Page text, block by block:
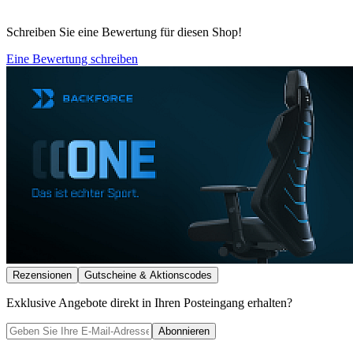
Schreiben Sie eine Bewertung für diesen Shop!
Eine Bewertung schreiben
Rezensionen Gutscheine & Aktionscodes
Exklusive Angebote direkt in Ihren Posteingang erhalten?
Abonnieren